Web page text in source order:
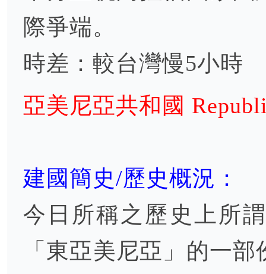
際爭端。
時差：較台灣慢5小時
亞美尼亞共和國
建國簡史/歷史概況：
今日所稱之歷史上所
「東亞美尼亞」的一